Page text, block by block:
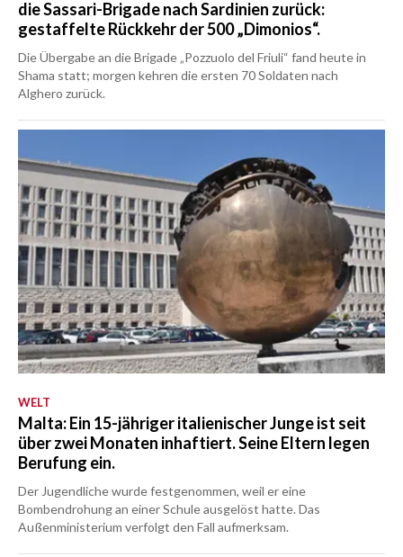
die Sassari-Brigade nach Sardinien zurück:
gestaffelte Rückkehr der 500 „Dimonios“.
Die Übergabe an die Brigade „Pozzuolo del Friuli“ fand heute in
Shama statt; morgen kehren die ersten 70 Soldaten nach
Alghero zurück.
WELT
Malta: Ein 15-jähriger italienischer Junge ist seit
über zwei Monaten inhaftiert. Seine Eltern legen
Berufung ein.
Der Jugendliche wurde festgenommen, weil er eine
Bombendrohung an einer Schule ausgelöst hatte. Das
Außenministerium verfolgt den Fall aufmerksam.